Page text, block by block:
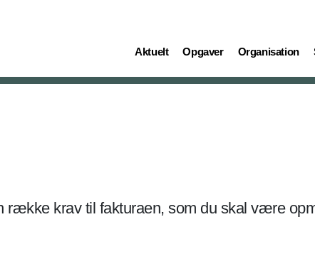
Aktuelt
(current) Opgaver
(current) Organisation
(current)
række krav til fakturaen, som du skal være